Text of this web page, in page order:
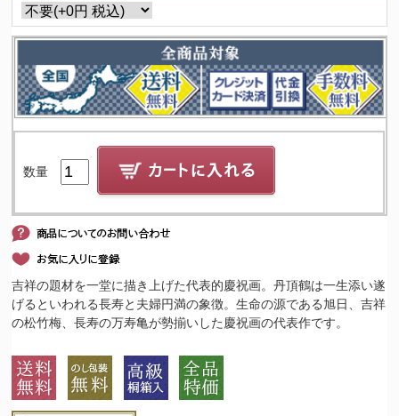
数量
吉祥の題材を一堂に描き上げた代表的慶祝画。丹頂鶴は一生添い遂
げるといわれる長寿と夫婦円満の象徴。生命の源である旭日、吉祥
の松竹梅、長寿の万寿亀が勢揃いした慶祝画の代表作です。